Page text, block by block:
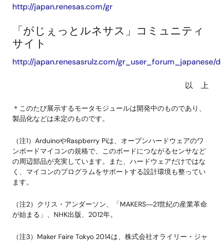
http://japan.renesas.com/gr
「がじぇっとルネサス」コミュニティ
サイト
http://japan.renesasrulz.com/gr_user_forum_japanese/
以 上
＊このたび展示するモータモジュールは開発中のものであり、
製品化などは未定のものです。
（注1）ArduinoやRaspberry Piは、オープンハードウェアのワ
ンボードマイコンの規格で、このボードにつながるセンサなど
の周辺部品が充実しています。また、ハードウェアだけではな
く、マイコンのプログラムをサポートする設計環境も整ってい
ます。
（注2）クリス・アンダーソン、「MAKERS―21世紀の産業革命
が始まる」、NHK出版、2012年。
（注3）Maker Faire Tokyo 2014は、株式会社オライリー・ジャ